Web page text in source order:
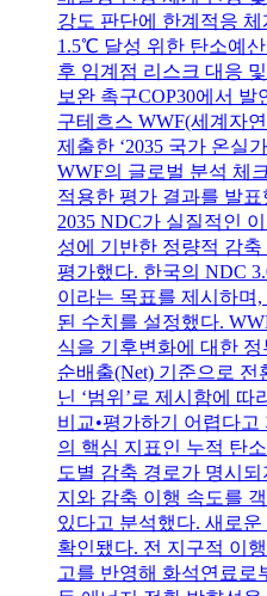
강도 판단에 한계적응
1.5℃ 달성 위한 탄소예산
후 임계점 리스크 대응
보완 촉구COP30에서
구테흐스 WWF(세계자
제출한 ‘2035 국가 온실
WWF의 글로벌 분석 체
적용한 평가 결과를 발
2035 NDC가 실질적인
성에 기반한 정량적 감
평가했다. 한국의 NDC
이라는 목표를 제시하며,
된 수치를 설정했다.
식을 기후변화에 대한
순배출(Net) 기준으로 전
닌 ‘범위’로 제시함에
비교•평가하기 어렵다
의 핵심 지표인 누적 탄
도별 감축 경로가 명시
지와 감축 이행 속도를
있다고 분석했다. 새로
확인됐다. 전 지구적 이행
고를 반영해 화석연료로